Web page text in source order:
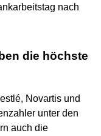
nach
die höchste
Novartis und
unter den
auch die